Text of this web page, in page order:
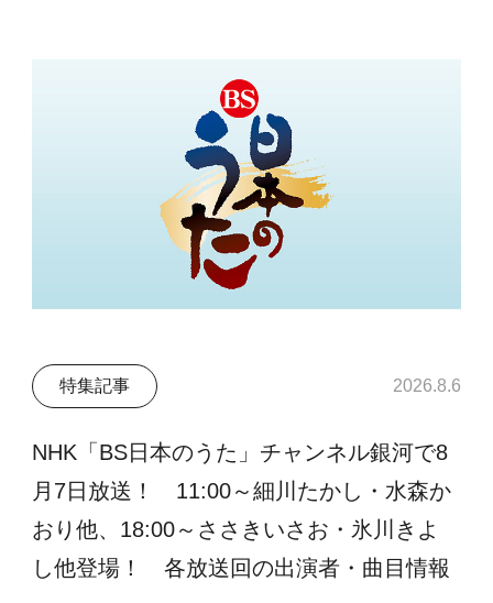
特集記事 2026.8.6
NHK「BS日本のうた」チャンネル銀河で8
月7日放送！ 11:00～細川たかし・水森か
おり他、18:00～ささきいさお・氷川きよ
し他登場！ 各放送回の出演者・曲目情報